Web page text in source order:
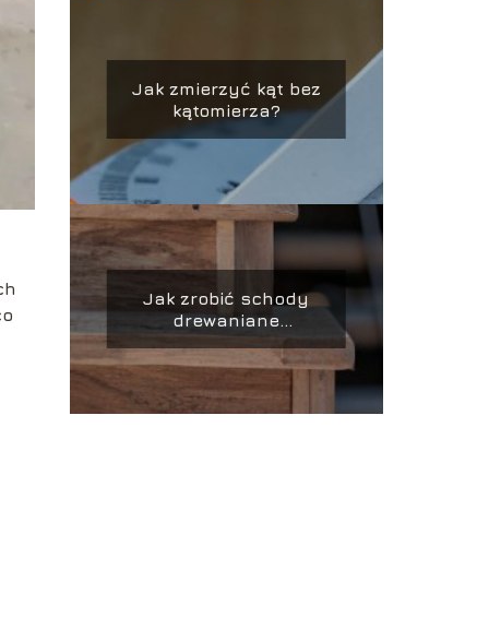
Jak zmierzyć kąt bez
kątomierza?
Jak zrobić schody
drewaniane